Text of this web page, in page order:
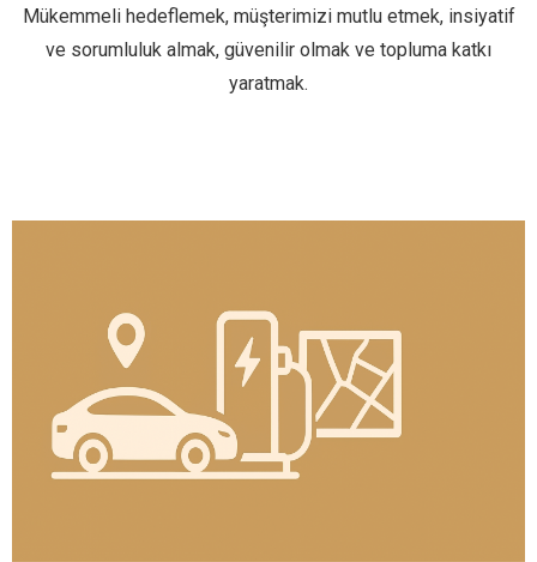
Mükemmeli hedeflemek, müşterimizi mutlu etmek, insiyatif
ve sorumluluk almak, güvenilir olmak ve topluma katkı
yaratmak.